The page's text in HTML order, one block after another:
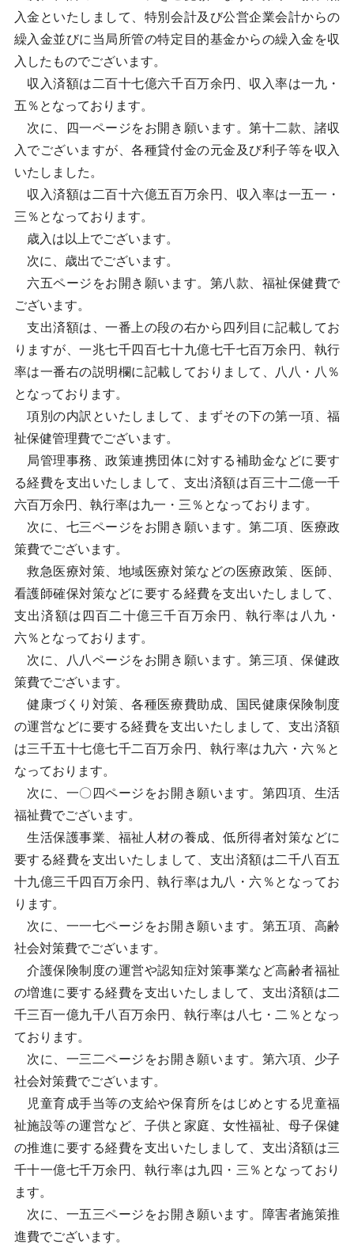
入金といたしまして、特別会計及び公営企業会計からの
繰入金並びに当局所管の特定目的基金からの繰入金を収
入したものでございます。
収入済額は二百十七億六千百万余円、収入率は一九・
五％となっております。
次に、四一ページをお開き願います。第十二款、諸収
入でございますが、各種貸付金の元金及び利子等を収入
いたしました。
収入済額は二百十六億五百万余円、収入率は一五一・
三％となっております。
歳入は以上でございます。
次に、歳出でございます。
六五ページをお開き願います。第八款、福祉保健費で
ございます。
支出済額は、一番上の段の右から四列目に記載してお
りますが、一兆七千四百七十九億七千七百万余円、執行
率は一番右の説明欄に記載しておりまして、八八・八％
となっております。
項別の内訳といたしまして、まずその下の第一項、福
祉保健管理費でございます。
局管理事務、政策連携団体に対する補助金などに要す
る経費を支出いたしまして、支出済額は百三十二億一千
六百万余円、執行率は九一・三％となっております。
次に、七三ページをお開き願います。第二項、医療政
策費でございます。
救急医療対策、地域医療対策などの医療政策、医師、
看護師確保対策などに要する経費を支出いたしまして、
支出済額は四百二十億三千百万余円、執行率は八九・
六％となっております。
次に、八八ページをお開き願います。第三項、保健政
策費でございます。
健康づくり対策、各種医療費助成、国民健康保険制度
の運営などに要する経費を支出いたしまして、支出済額
は三千五十七億七千二百万余円、執行率は九六・六％と
なっております。
次に、一〇四ページをお開き願います。第四項、生活
福祉費でございます。
生活保護事業、福祉人材の養成、低所得者対策などに
要する経費を支出いたしまして、支出済額は二千八百五
十九億三千四百万余円、執行率は九八・六％となってお
ります。
次に、一一七ページをお開き願います。第五項、高齢
社会対策費でございます。
介護保険制度の運営や認知症対策事業など高齢者福祉
の増進に要する経費を支出いたしまして、支出済額は二
千三百一億九千八百万余円、執行率は八七・二％となっ
ております。
次に、一三二ページをお開き願います。第六項、少子
社会対策費でございます。
児童育成手当等の支給や保育所をはじめとする児童福
祉施設等の運営など、子供と家庭、女性福祉、母子保健
の推進に要する経費を支出いたしまして、支出済額は三
千十一億七千万余円、執行率は九四・三％となっており
ます。
次に、一五三ページをお開き願います。障害者施策推
進費でございます。